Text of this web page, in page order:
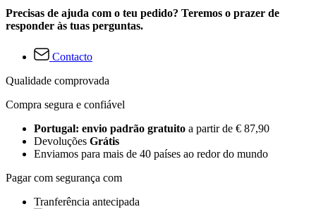
Precisas de ajuda com o teu pedido? Teremos o prazer de
responder às tuas perguntas.
Contacto
Qualidade comprovada
Compra segura e confiável
Portugal: envio padrão gratuito a partir de € 87,90
Devoluções Grátis
Enviamos para mais de 40 países ao redor do mundo
Pagar com segurança com
Tranferência antecipada